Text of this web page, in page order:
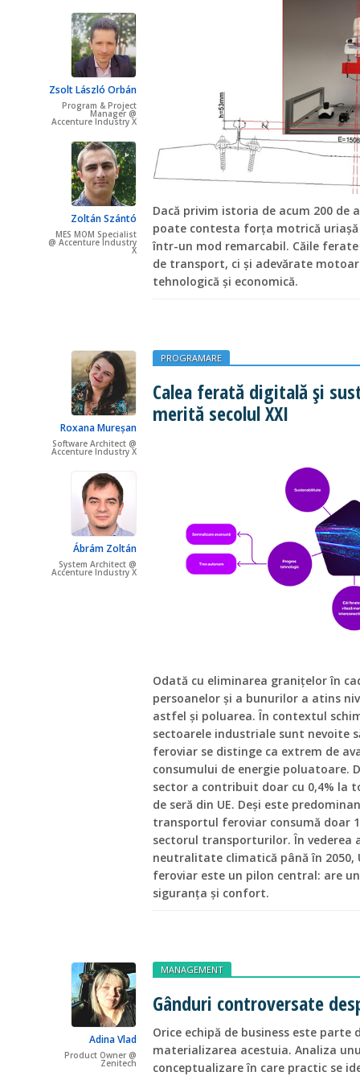
Zsolt László Orbán
Program & Project
Manager @
Accenture Industry X
Zoltán Szántó
MES MOM Specialist
@ Accenture Industry
X
Dacă privim istoria de acum 200 de
poate contesta forța motrică
într-un mod remarcabil. Căile
de transport, ci și adevărate
tehnologică și economică.
Roxana Mureșan
Software Architect @
Accenture Industry X
Ábrám Zoltán
System Architect @
Accenture Industry X
PROGRAMARE
Calea ferată digitală și
merită secolul XXI
Odată cu eliminarea granițelor în
persoanelor și a bunurilor a atins
astfel și poluarea. În contextul
sectoarele industriale sunt nevoite
feroviar se distinge ca extrem de
consumului de energie poluatoare.
sector a contribuit doar cu 0,4% la
de seră din UE. Deși este
transportul feroviar consumă doar
sectorul transporturilor. În vederea
neutralitate climatică până în 2050,
feroviar este un pilon central: are
siguranța și confort.
Adina Vlad
Product Owner @
Zenitech
MANAGEMENT
Gânduri controversate
Orice echipă de business este parte
materializarea acestuia. Analiza
conceptualizare în care practic se